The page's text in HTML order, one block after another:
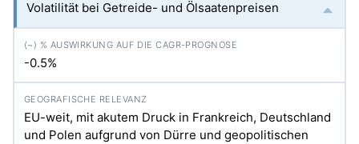
Volatilität bei Getreide- und Ölsaatenpreisen
-0.5%
EU-weit, mit akutem Druck in Frankreich, Deutschland
und Polen aufgrund von Dürre und geopolitischen